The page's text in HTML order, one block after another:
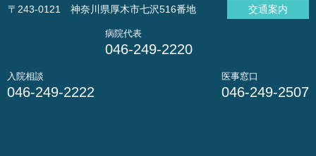
〒243-0121 神奈川県厚木市七沢516番地 交通案内
病院代表
046-249-2220
入院相談
046-249-2222
医事窓口
046-249-2507